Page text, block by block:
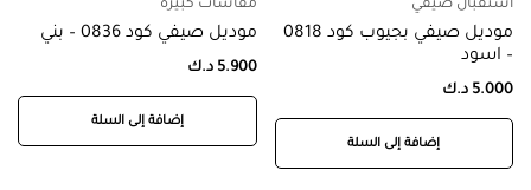
استقبال صيفي
موديل صيفي بجيوب كود 0818
– اسود
5.000 د.ك
إضافة إلى السلة
مقاسات كبيره
موديل صيفي كود 0836 – بني
5.900 د.ك
إضافة إلى السلة